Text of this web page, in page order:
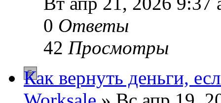
0 Ответы
42 Просмотры
Как вернуть деньги,